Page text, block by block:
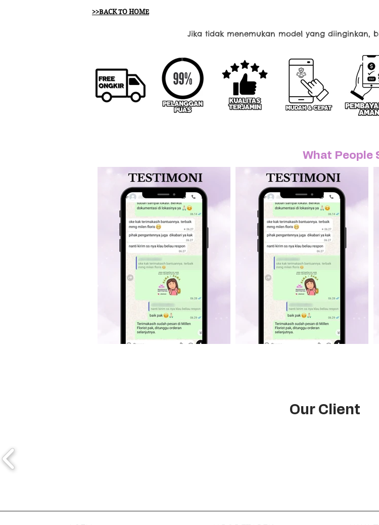
>>BACK TO HOME
Jika tidak menemukan model yang diinginkan,
What People
Our Client